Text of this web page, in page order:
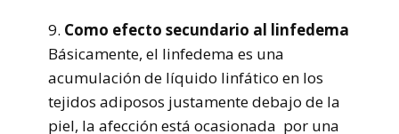
9. Como efecto secundario al linfedema
Básicamente, el linfedema es una
acumulación de líquido linfático en los
tejidos adiposos justamente debajo de la
piel, la afección está ocasionada por una